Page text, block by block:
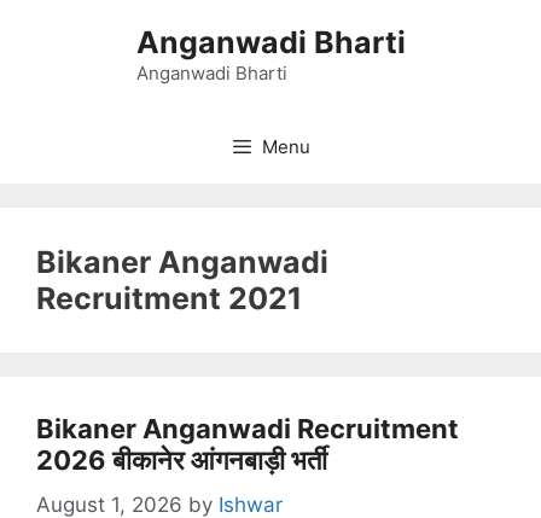
Anganwadi Bharti
Anganwadi Bharti
Menu
Bikaner Anganwadi
Recruitment 2021
Bikaner Anganwadi Recruitment
2026 बीकानेर आंगनबाड़ी भर्ती
August 1, 2026 by Ishwar